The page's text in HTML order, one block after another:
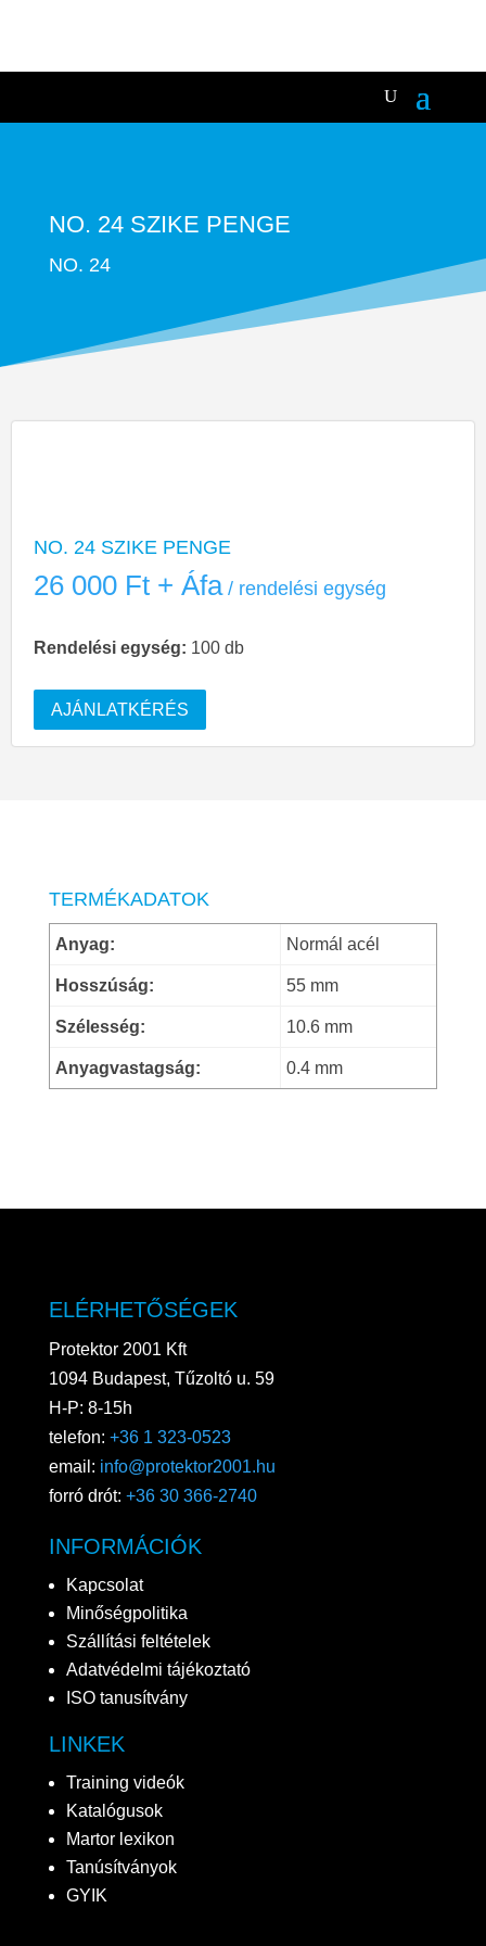
NO. 24 SZIKE PENGE
NO. 24
NO. 24 SZIKE PENGE
26 000 Ft + Áfa
Rendelési egység: 100 db
AJÁNLATKÉRÉS
TERMÉKADATOK
Anyag: Normál acél
Hosszúság: 55 mm
Szélesség: 10.6 mm
Anyagvastagság: 0.4 mm
ELÉRHETŐSÉGEK
Protektor 2001 Kft
1094 Budapest, Tűzoltó u. 59
H-P: 8-15h
telefon: +36 1 323-0523
email: info@protektor2001.hu
forró drót: +36 30 366-2740
INFORMÁCIÓK
Kapcsolat
Minőségpolitika
Szállítási feltételek
Adatvédelmi tájékoztató
ISO tanusítvány
LINKEK
Training videók
Katalógusok
Martor lexikon
Tanúsítványok
GYIK